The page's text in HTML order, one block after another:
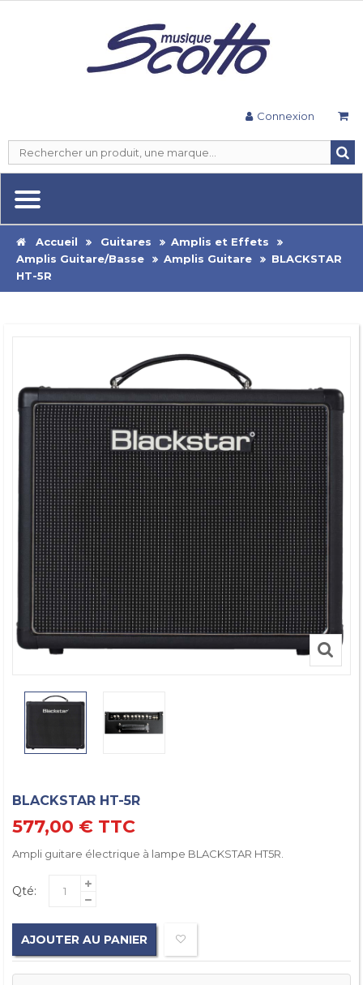
Connexion
Accueil Guitares
Amplis et Effets
Amplis Guitare/Basse
Amplis Guitare
BLACKSTAR
HT-5R
BLACKSTAR HT-5R
577,00 € TTC
Ampli guitare électrique à lampe BLACKSTAR HT5R.
Qté:
AJOUTER AU PANIER